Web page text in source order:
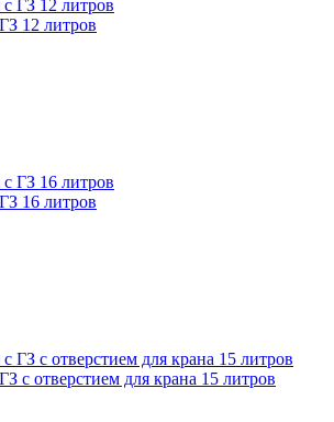
12 литров
16 литров
с отверстием для крана 15 литров